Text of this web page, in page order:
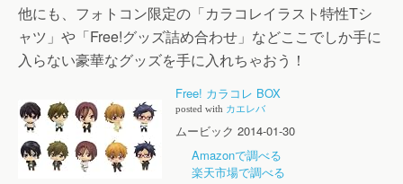
他にも、フォトコン限定の「カラコレイラスト特性Tシ
ャツ」や「Free!グッズ詰め合わせ」などここでしか手に
入らない豪華なグッズを手に入れちゃおう！
Free! カラコレ BOX
posted with カエレバ
ムービック 2014-01-30
Amazonで調べる
楽天市場で調べる